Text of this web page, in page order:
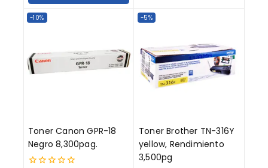
-10%
Toner Canon GPR-18
Negro 8,300pag.
-5%
Toner Brother TN-316Y
yellow, Rendimiento
3,500pg